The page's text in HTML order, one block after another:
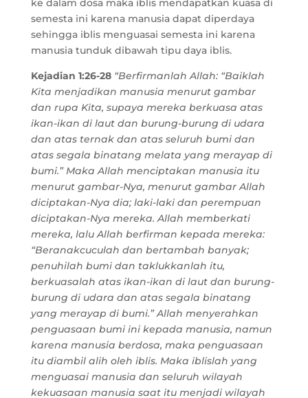
ke dalam dosa maka iblis mendapatkan kuasa di
semesta ini karena manusia dapat diperdaya
sehingga iblis menguasai semesta ini karena
manusia tunduk dibawah tipu daya iblis.
Kejadian 1:26-28 “Berfirmanlah Allah: “Baiklah
Kita menjadikan manusia menurut gambar
dan rupa Kita, supaya mereka berkuasa atas
ikan-ikan di laut dan burung-burung di udara
dan atas ternak dan atas seluruh bumi dan
atas segala binatang melata yang merayap di
bumi.” Maka Allah menciptakan manusia itu
menurut gambar-Nya, menurut gambar Allah
diciptakan-Nya dia; laki-laki dan perempuan
diciptakan-Nya mereka. Allah memberkati
mereka, lalu Allah berfirman kepada mereka:
“Beranakcuculah dan bertambah banyak;
penuhilah bumi dan taklukkanlah itu,
berkuasalah atas ikan-ikan di laut dan burung-
burung di udara dan atas segala binatang
yang merayap di bumi.” Allah menyerahkan
penguasaan bumi ini kepada manusia, namun
karena manusia berdosa, maka penguasaan
itu diambil alih oleh iblis. Maka iblislah yang
menguasai manusia dan seluruh wilayah
kekuasaan manusia saat itu menjadi wilayah